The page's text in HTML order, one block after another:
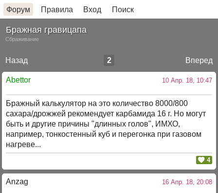
Форум Правила Вход Поиск
Бражная гравицапа
Сбраживание
Назад Вперед
2
Abettor 10 Апр. 18, 10:47
Бражный калькулятор на это количество 8000/800
сахара/дрожжей рекомендует карбамида 16 г. Но могут
быть и другие причины "длинных голов", ИМХО,
например, тонкостенный куб и перегонка при газовом
нагреве...
4
Anzag 16 Апр. 18, 20:08